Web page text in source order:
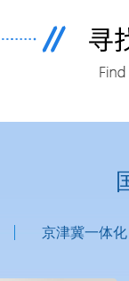
京津冀一体化